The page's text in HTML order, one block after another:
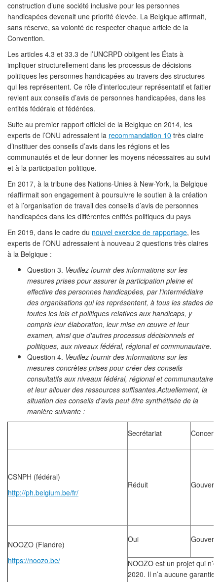
construction d’une société inclusive pour les personnes
handicapées devenait une priorité élevée. La Belgique affirmait,
sans réserve, sa volonté de respecter chaque article de la
Convention.
Les articles 4.3 et 33.3 de l’UNCRPD obligent les États à
impliquer structurellement dans les processus de décisions
politiques les personnes handicapées au travers des structures
qui les représentent. Ce rôle d’interlocuteur représentatif et faitier
revient aux conseils d’avis de personnes handicapées, dans les
entités fédérale et fédérées.
Suite au premier rapport officiel de la Belgique en 2014, les
experts de l’ONU adressaient la recommandation 10 très claire
d’instituer des conseils d’avis dans les régions et les
communautés et de leur donner les moyens nécessaires au suivi
et à la participation politique.
En 2017, à la tribune des Nations-Unies à New-York, la Belgique
réaffirmait son engagement à poursuivre le soutien à la création
et à l’organisation de travail des conseils d’avis de personnes
handicapées dans les différentes entités politiques du pays
En 2019, dans le cadre du nouvel exercice de rapportage, les
experts de l’ONU adressaient à nouveau 2 questions très claires
à la Belgique :
Question 3. Veuillez fournir des informations sur les
mesures prises pour assurer la participation pleine et
effective des personnes handicapées, par l'intermédiaire
des organisations qui les représentent, à tous les stades de
toutes les lois et politiques relatives aux handicaps, y
compris leur élaboration, leur mise en œuvre et leur
examen, ainsi que d'autres processus décisionnels et
politiques, aux niveaux fédéral, régional et communautaire.
Question 4. Veuillez fournir des informations sur les
mesures concrètes prises pour créer des conseils
consultatifs aux niveaux fédéral, régional et communautaire
et leur allouer des ressources suffisantes.Actuellement, la
situation des conseils d’avis peut être synthétisée de la
manière suivante :
Secrétariat
CSNPH (fédéral)
http://ph.belgium.be/fr/
Réduit
NOOZO (Flandre)
https://noozo.be/
Oui
NOOZO est un projet qui
2020. Il n’a aucune garantie